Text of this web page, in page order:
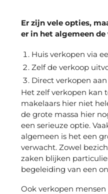
Er zijn vele opties,
er in het algemeen
Huis verkopen via
Zelf de verkoop
Direct verkopen
Het zelf verkopen kan
makelaars hier niet
de grote massa hier
een serieuze optie.
algemeen is het een
verwacht. Zowel
zaken blijken
begeleiding van een
Ook verkopen